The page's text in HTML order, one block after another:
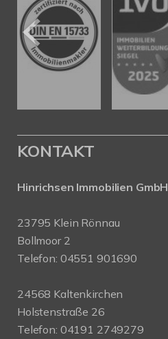
KONTAKT
Hinrichsen Immobilien GmbH
23795 Klein Rönnau
Bollmoor 2
Telefon: 04551 901690
24568 Kaltenkirchen
Holstenstraße 26
Telefon: 04191 2749279